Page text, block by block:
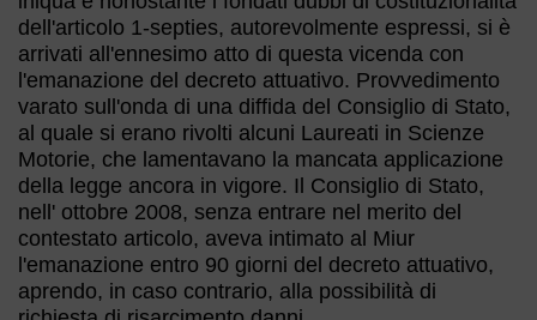
dell'articolo 1-septies, autorevolmente espressi, si è
arrivati all'ennesimo atto di questa vicenda con
l'emanazione del decreto attuativo. Provvedimento
varato sull'onda di una diffida del Consiglio di Stato,
al quale si erano rivolti alcuni Laureati in Scienze
Motorie, che lamentavano la mancata applicazione
della legge ancora in vigore. Il Consiglio di Stato,
nell' ottobre 2008, senza entrare nel merito del
contestato articolo, aveva intimato al Miur
l'emanazione entro 90 giorni del decreto attuativo,
aprendo, in caso contrario, alla possibilità di